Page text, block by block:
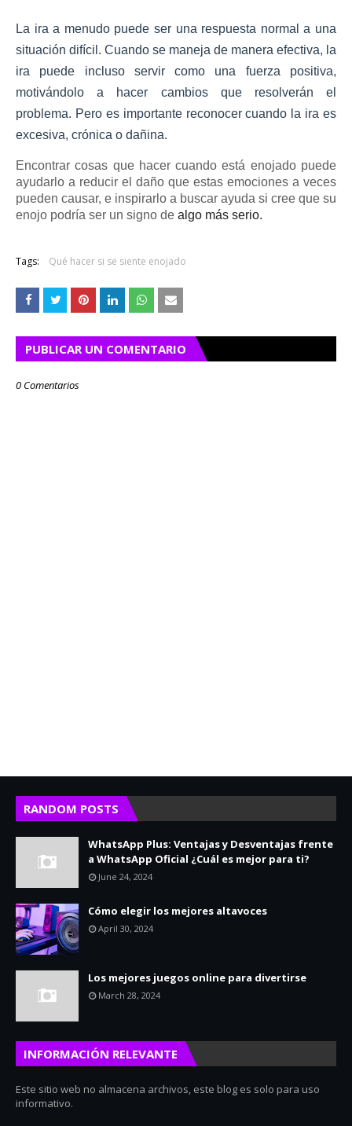
La ira a menudo puede ser una respuesta normal a una
situación difícil. Cuando se maneja de manera efectiva, la
ira puede incluso servir como una fuerza positiva,
motivándolo a hacer cambios que resolverán el
problema. Pero es importante reconocer cuando la ira es
excesiva, crónica o dañina.
Encontrar cosas que hacer cuando está enojado puede
ayudarlo a reducir el daño que estas emociones a veces
pueden causar, e inspirarlo a buscar ayuda si cree que su
enojo podría ser un signo de algo más serio.
Tags: Qué hacer si se siente enojado
PUBLICAR UN COMENTARIO
0 Comentarios
RANDOM POSTS
WhatsApp Plus: Ventajas y Desventajas frente
a WhatsApp Oficial ¿Cuál es mejor para ti?
June 24, 2024
Cómo elegir los mejores altavoces
April 30, 2024
Los mejores juegos online para divertirse
March 28, 2024
INFORMACIÓN RELEVANTE
Este sitio web no almacena archivos, este blog es solo para uso
informativo.